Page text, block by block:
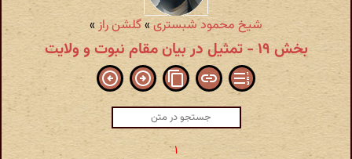
شیخ محمود شبستری»گلشن راز»
بخش ۱۹ - تمثیل در بیان مقام نبوت و ولایت